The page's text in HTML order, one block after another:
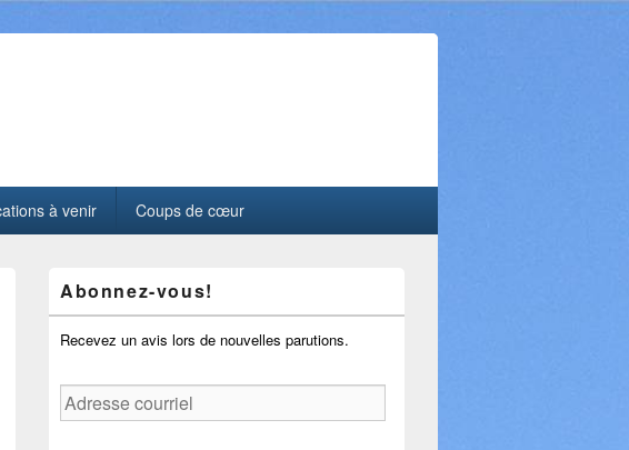
à venir Coups de cœur
principale
de
widget
barre
latérale
Abonnez-vous!
Recevez un avis lors de nouvelles parutions.
Adresse
courriel